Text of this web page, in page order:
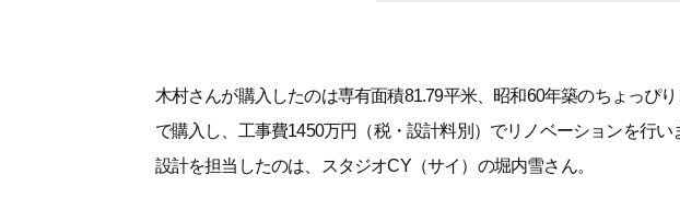
木村さんが購入したのは専有面積81.79平米、昭和60年築のちょっぴ
で購入し、工事費1450万円（税・設計料別）でリノベーションを行い
設計を担当したのは、スタジオCY（サイ）の堀内雪さん。